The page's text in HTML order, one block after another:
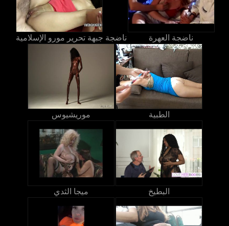
ناضجة جبهة تحرير مورو الإسلامية ناضجة العهرة
موريشيوس الطبية
ميجا الثدي البطيخ